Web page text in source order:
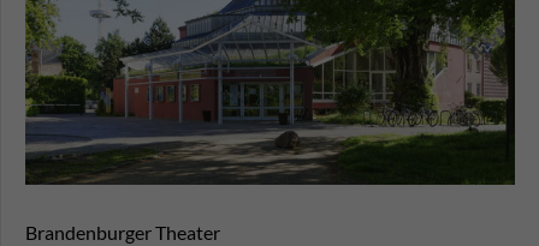
Brandenburger Theater